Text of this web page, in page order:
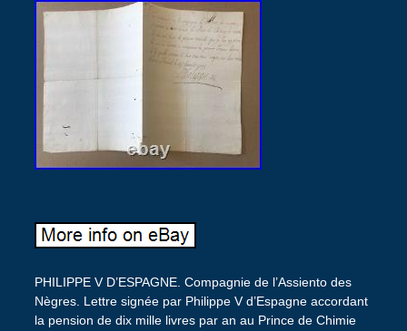
PHILIPPE V D’ESPAGNE. Compagnie de l’Assiento des
Nègres. Lettre signée par Philippe V d’Espagne accordant
la pension de dix mille livres par an au Prince de Chimie